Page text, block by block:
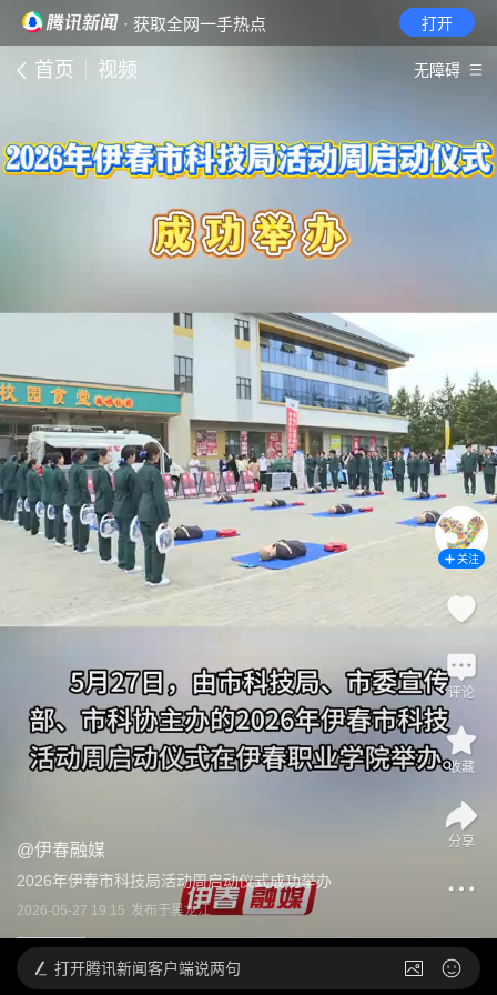
· 获取全网一手热点 打开
首页 视频 无障碍
@伊春融媒
2026年伊春市科技局活动周启动仪式成功举办
2026-05-27 19:15 发布于黑龙江
关注
评论
收藏
分享
打开腾讯新闻客户端说两句